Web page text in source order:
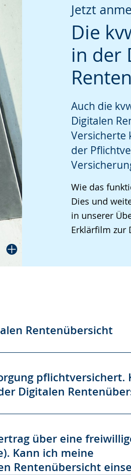
Jetzt
Die
in der
Auch die
Digitalen
Versicherte
der
Wie das
Dies und
in unserer
Erklärfilm zur
Sprache
wechseln.
Unterstützung.
in
Deutscher
wird
angezeigt.
Rentenübersicht
pflichtversichert.
Digitalen
über eine
Kann ich meine
Rentenübersicht